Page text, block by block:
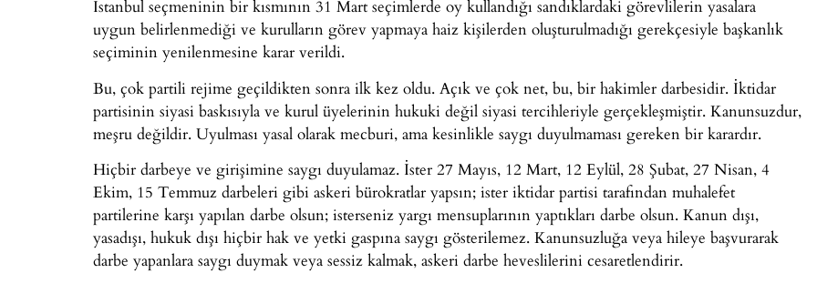
İstanbul seçmeninin bir kısmının 31 Mart seçimlerde oy kullandığı sandıklardaki görevlilerin yasalara
uygun belirlenmediği ve kurulların görev yapmaya haiz kişilerden oluşturulmadığı gerekçesiyle başkanlık
seçiminin yenilenmesine karar verildi.
Bu, çok partili rejime geçildikten sonra ilk kez oldu. Açık ve çok net, bu, bir hakimler darbesidir. İktidar
partisinin siyasi baskısıyla ve kurul üyelerinin hukuki değil siyasi tercihleriyle gerçekleşmiştir. Kanunsuzdur,
meşru değildir. Uyulması yasal olarak mecburi, ama kesinlikle saygı duyulmaması gereken bir karardır.
Hiçbir darbeye ve girişimine saygı duyulamaz. İster 27 Mayıs, 12 Mart, 12 Eylül, 28 Şubat, 27 Nisan, 4
Ekim, 15 Temmuz darbeleri gibi askeri bürokratlar yapsın; ister iktidar partisi tarafından muhalefet
partilerine karşı yapılan darbe olsun; isterseniz yargı mensuplarının yaptıkları darbe olsun. Kanun dışı,
yasadışı, hukuk dışı hiçbir hak ve yetki gaspına saygı gösterilemez. Kanunsuzluğa veya hileye başvurarak
darbe yapanlara saygı duymak veya sessiz kalmak, askeri darbe heveslilerini cesaretlendirir.